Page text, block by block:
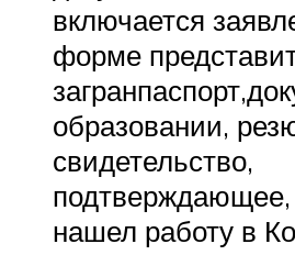
включается
форме
образовании,
свидетельство,
подтверждающее,
нашел работу в